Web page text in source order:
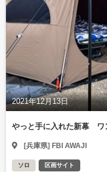
2021年12月13日
やっと手に入れた新幕
[兵庫県] FBI AWAJI
ソロ 区画サイト